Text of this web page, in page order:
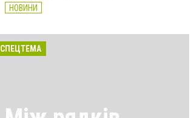
НОВИНИ
СПЕЦТЕМА